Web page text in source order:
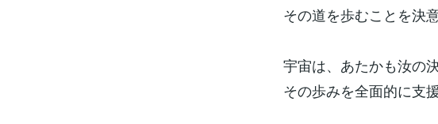
その道を歩むことを決
宇宙は、あたかも汝の
その歩みを全面的に支